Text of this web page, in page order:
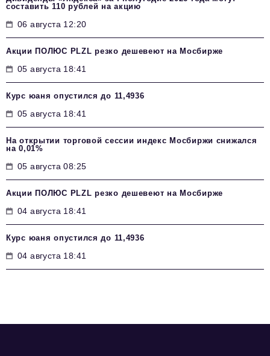
составить 110 рублей на акцию
06 августа 12:20
Акции ПОЛЮС PLZL резко дешевеют на Мосбирже
05 августа 18:41
Курс юаня опустился до 11,4936
05 августа 18:41
На открытии торговой сессии индекс Мосбиржи снижался
на 0,01%
05 августа 08:25
Акции ПОЛЮС PLZL резко дешевеют на Мосбирже
04 августа 18:41
Курс юаня опустился до 11,4936
04 августа 18:41